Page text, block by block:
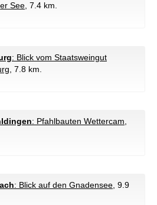
See , 7.4 km.
: Blick vom Staatsweingut
, 7.8 km.
: Pfahlbauten Wettercam
: Blick auf den Gnadensee , 9.9